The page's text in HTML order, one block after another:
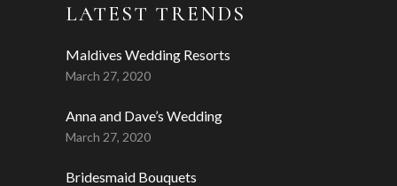
LATEST TRENDS
Maldives Wedding Resorts
March 27, 2020
Anna and Dave’s Wedding
March 27, 2020
Bridesmaid Bouquets